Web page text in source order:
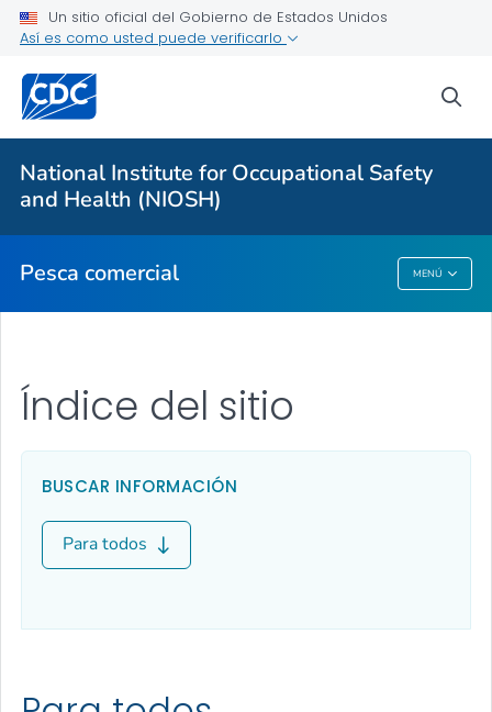
Un sitio oficial del Gobierno de Estados Unidos
Así es como usted puede verificarlo
National Institute for Occupational Safety
and Health (NIOSH)
Pesca comercial MENÚ
Temas de salud de la A a la Z
Brotes
Acerca de los CDC
Pesca Comercial
Índice del sitio
BUSCAR INFORMACIÓN
Para todos